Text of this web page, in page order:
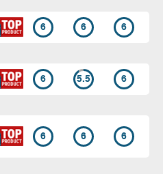
6 6 6
6 5.5 6
6 6 6